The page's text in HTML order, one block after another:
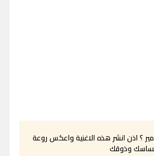
؟ اذن انشر هذه الاغنية واعكس روعة
وذوقك